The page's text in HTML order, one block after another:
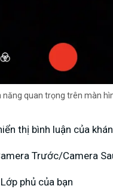
năng quan trọng trên màn
thị bình luận của
Trước/Camera
phủ của bạn